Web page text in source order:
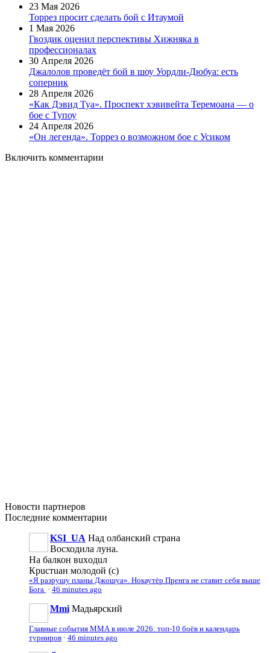
23 Мая 2026
Торрез просит сделать бой с Итаумой
1 Мая 2026
Гвоздик оценил перспективы Хижняка в
профессионалах
30 Апреля 2026
Джалолов проведёт бой в шоу Уордли-Дюбуа: есть
соперник
28 Апреля 2026
«Как Дэвид Туа». Проспект хэвивейта Теремоана — о
бое с Тупоу
24 Апреля 2026
«Он легенда». Торрез о возможном бое с Усиком
Включить комментарии
Новости партнеров
Последние комментарии
KSI_UA Над олбанский страна
Восходила луна.
На балкон вuxoдuл
Кpucтuaн молодой (с)
«Я разрушу планы Джошуа». Нокаутёр Пренга не ставит себя выше
Бога · 46 minutes ago
Mmi Мадьярский
Главные события ММА в июле 2026: топ-10 боёв и календарь
турниров · 46 minutes ago